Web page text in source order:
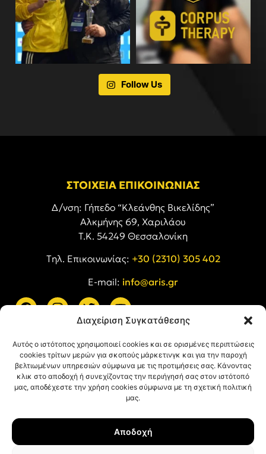
Διαχείριση Συγκατάθεσης
Αυτός ο ιστότοπος χρησιμοποιεί cookies και σε ορισμένες περιπτώσεις
cookies τρίτων μερών για σκοπούς μάρκετινγκ και για την παροχή
βελτιωμένων υπηρεσιών σύμφωνα με τις προτιμήσεις σας. Κάνοντας
κλικ στο αποδοχή ή συνεχίζοντας την περιήγησή σας στον ιστότοπό
μας, αποδέχεστε την χρήση cookies σύμφωνα με τη σχετική πολιτική
μας.
Αποδοχή
Follow Us
ΣΤΟΙΧΕΙΑ ΕΠΙΚΟΙΝΩΝΙΑΣ
Δ/νση: Γήπεδο “Κλεάνθης Βικελίδης”
Αλκμήνης 69, Χαριλάου
Τ.Κ. 54249 Θεσσαλονίκη
Tηλ. Επικοινωνίας: +30 (2310) 305 402
E-mail: info@aris.gr
Όροι Χρήσης